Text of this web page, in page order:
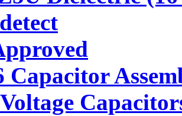
Capacitor